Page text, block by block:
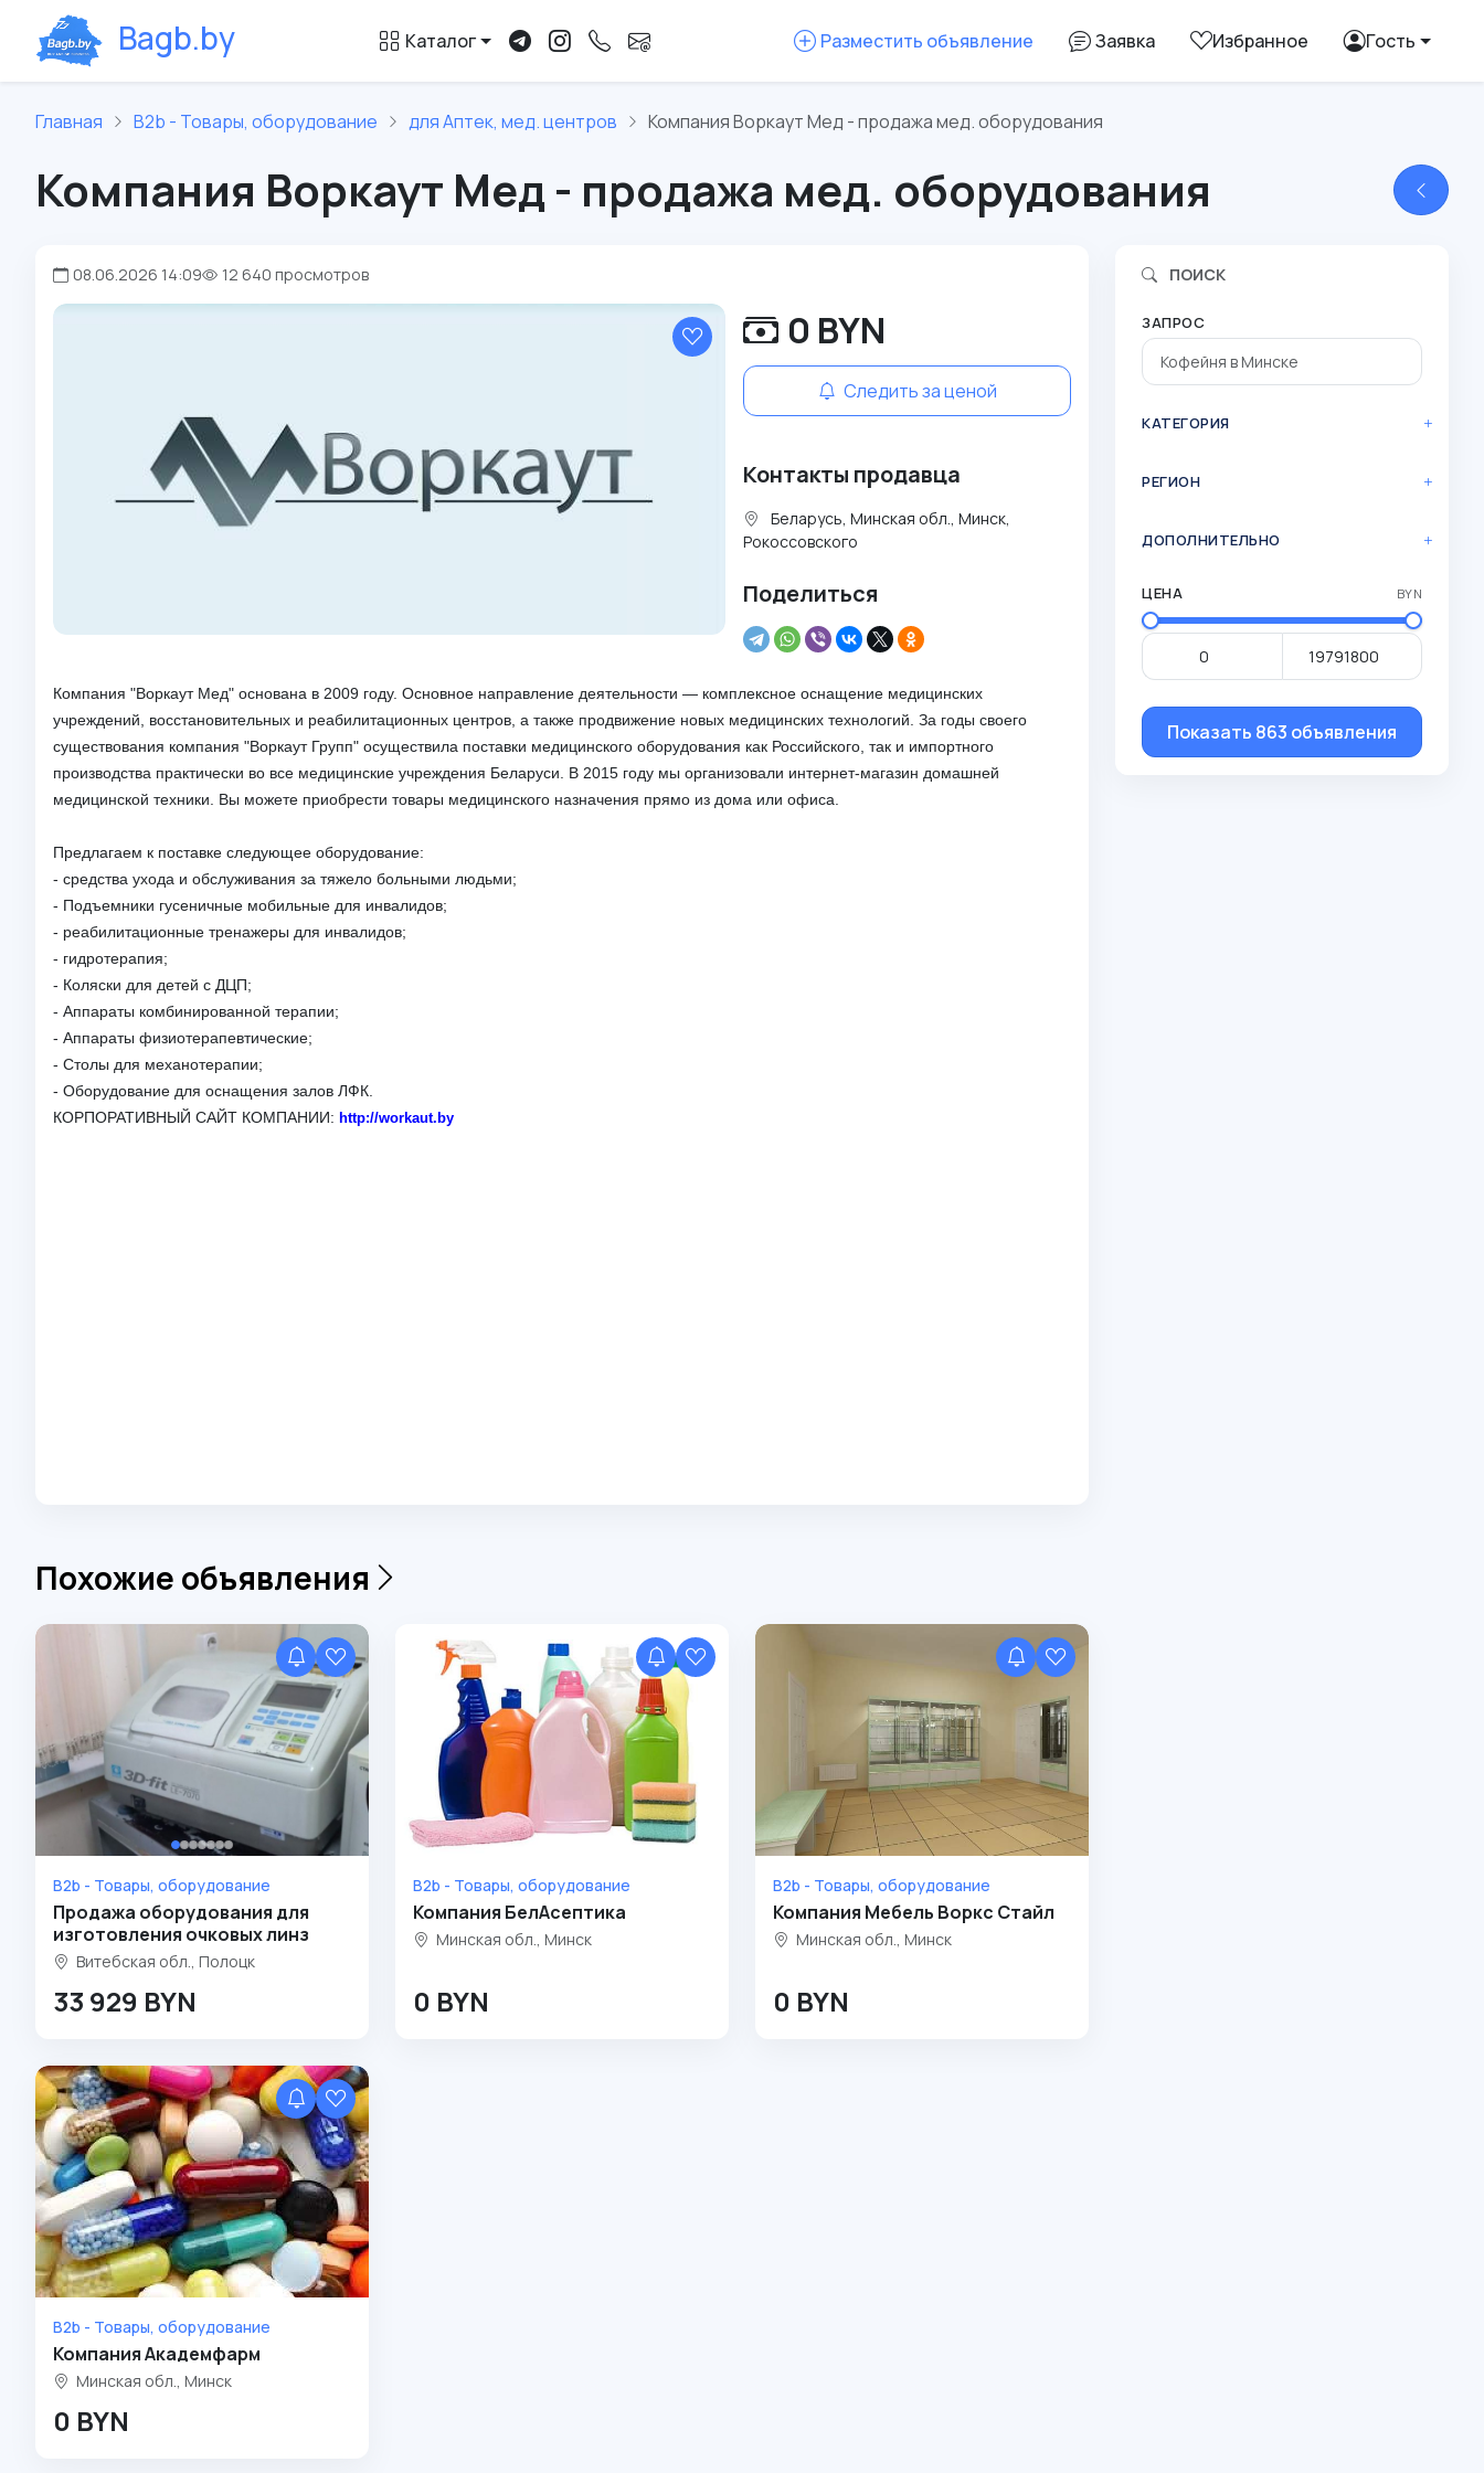
Bagb.by Каталог Разместить объявление Заявка Избранное Гость
Главная B2b - Товары, оборудование для Аптек, мед. центров Компания Воркаут Мед - продажа мед. оборудования
Компания Воркаут Мед - продажа мед. оборудования
ЗАПРОС
КАТЕГОРИЯ
РЕГИОН
ДОПОЛНИТЕЛЬНО
ЦЕНА BYN
Показать 863 объявления
ПОИСК
08.06.2026 14:09 12 640 просмотров
0 BYN
Следить за ценой
Контакты продавца
Беларусь, Минская обл., Минск,
Рокоссовского
Поделиться
Компания "Воркаут Мед" основана в 2009 году. Основное направление деятельности — комплексное оснащение медицинских
учреждений, восстановительных и реабилитационных центров, а также продвижение новых медицинских технологий. За годы своего
существования компания "Воркаут Групп" осуществила поставки медицинского оборудования как Российского, так и импортного
производства практически во все медицинские учреждения Беларуси. В 2015 году мы организовали интернет-магазин домашней
медицинской техники. Вы можете приобрести товары медицинского назначения прямо из дома или офиса.
Предлагаем к поставке следующее оборудование:
- средства ухода и обслуживания за тяжело больными людьми;
- Подъемники гусеничные мобильные для инвалидов;
- реабилитационные тренажеры для инвалидов;
- гидротерапия;
- Коляски для детей с ДЦП;
- Аппараты комбинированной терапии;
- Аппараты физиотерапевтические;
- Столы для механотерапии;
- Оборудование для оснащения залов ЛФК.
КОРПОРАТИВНЫЙ САЙТ КОМПАНИИ: http://workaut.by
Похожие объявления
B2b - Товары, оборудование
Продажа оборудования для
изготовления очковых линз
Витебская обл., Полоцк
33 929 BYN
B2b - Товары, оборудование
Компания БелАсептика
Минская обл., Минск
0 BYN
B2b - Товары, оборудование
Компания Мебель Воркс Стайл
Минская обл., Минск
0 BYN
B2b - Товары, оборудование
Компания Академфарм
Минская обл., Минск
0 BYN